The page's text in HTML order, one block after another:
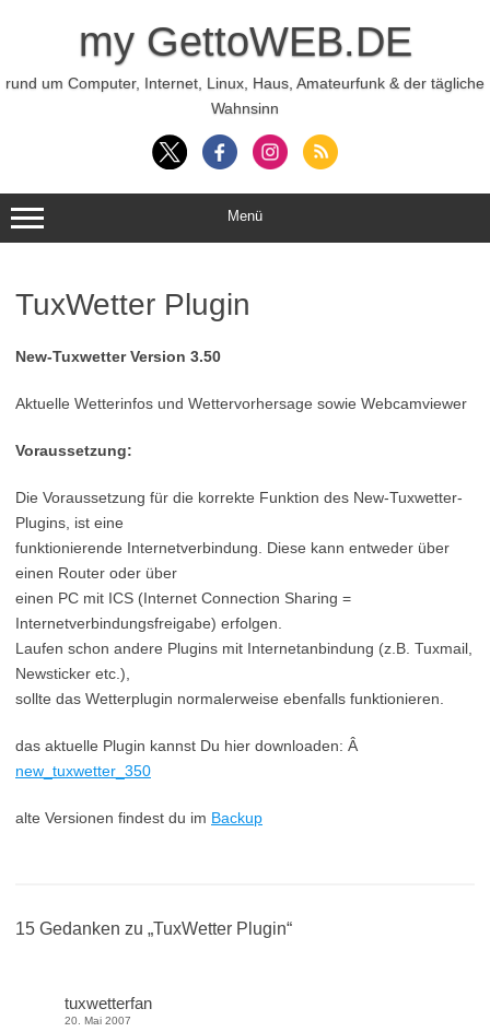
my GettoWEB.DE
rund um Computer, Internet, Linux, Haus, Amateurfunk & der tägliche
Wahnsinn
Menü
TuxWetter Plugin
New-Tuxwetter Version 3.50
Aktuelle Wetterinfos und Wettervorhersage sowie Webcamviewer
Voraussetzung:
Die Voraussetzung für die korrekte Funktion des New-Tuxwetter-
Plugins, ist eine
funktionierende Internetverbindung. Diese kann entweder über
einen Router oder über
einen PC mit ICS (Internet Connection Sharing =
Internetverbindungsfreigabe) erfolgen.
Laufen schon andere Plugins mit Internetanbindung (z.B. Tuxmail,
Newsticker etc.),
sollte das Wetterplugin normalerweise ebenfalls funktionieren.
das aktuelle Plugin kannst Du hier downloaden: Â
new_tuxwetter_350
alte Versionen findest du im Backup
15 Gedanken zu „TuxWetter Plugin“
tuxwetterfan
20. Mai 2007